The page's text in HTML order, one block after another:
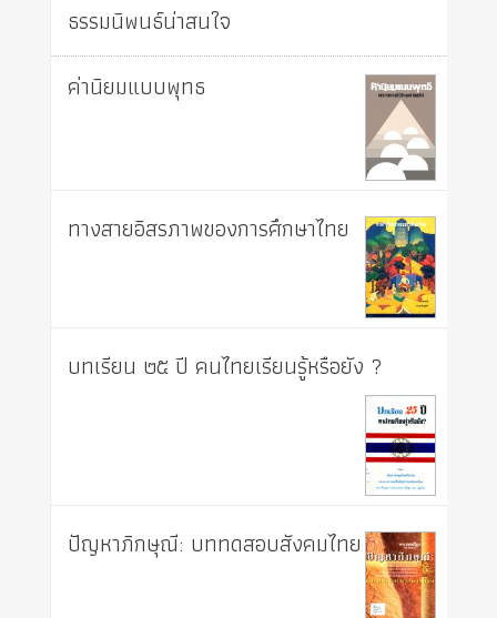
ธรรมนิพนธ์น่าสนใจ
ค่านิยมแบบพุทธ
ทางสายอิสรภาพของการศึกษาไทย
บทเรียน ๒๕ ปี คนไทยเรียนรู้หรือยัง ?
ปัญหาภิกษุณี: บททดสอบสังคมไทย